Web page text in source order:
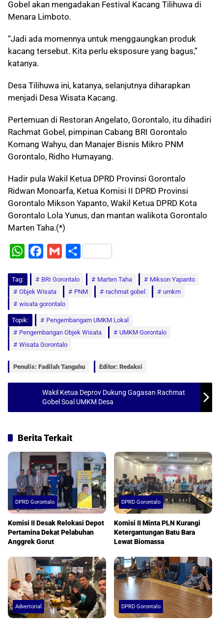
Gobel akan mengadakan Festival Kacang Tilihuwa di
Menara Limboto.
“Jadi ada momennya untuk menggaungkan produk
kacang tersebut. Kita perlu eksposure yang bagus,”
katanya.
Desa Tilihuwa ini, katanya, selanjutnya diharapkan
menjadi Desa Wisata Kacang.
Pertemuan di Restoran Angelato, Gorontalo, itu dihadiri
Rachmat Gobel, pimpinan Cabang BRI Gorontalo
Komang Wahyu, dan Manajer Bisnis Mikro PNM
Gorontalo, Ridho Humayang.
Hadir pula Wakil Ketua DPRD Provinsi Gorontalo
Ridwan Monoarfa, Ketua Komisi II DPRD Provinsi
Gorontalo Mikson Yapanto, Wakil Ketua DPRD Kota
Gorontalo Lola Yunus, dan mantan walikota Gorontalo
Marten Taha.(*)
W
t
A
c
e
o
a
i
S
r
Tag: BRI Gorontalo Marten Taha
Mikson Yapanto
Objek Wisata
PNM rachmat gobel
umkm
wisata gorontalo
Topik:
Pengembangam UMKM Lokal
Pengembangan Objek Wisata
UMKM Gorontalo
Wisata Gorontalo
Penulis: Fadilah Tangahu Editor: Redaksi
Wakil Ketua Deprov Dukung Gagasan Rachmat
Gobel Soal UMKM Desa
Berita Terkait
DPRD Gorontalo
Komisi II Desak Relokasi Depot
Pertamina Dekat Pelabuhan
Anggrek Gorut
DPRD Gorontalo
Komisi II Minta PLN Kurangi
Ketergantungan Batu Bara
Lewat Biomassa
Advertorial DPRD Gorontalo